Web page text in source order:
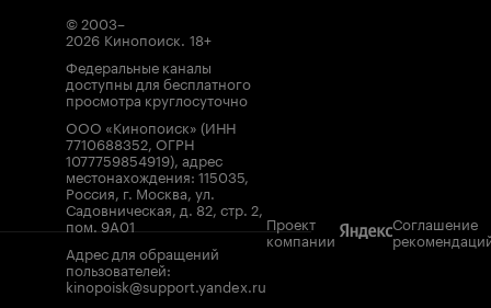
© 2003–
2026 Кинопоиск. 18+
Федеральные каналы
доступны для бесплатного
просмотра круглосуточно
ООО «Кинопоиск» (ИНН
7710688352, ОГРН
1077759854919), адрес
местонахождения: 115035,
Россия, г. Москва, ул.
Садовническая, д. 82, стр. 2,
пом. 9А01
Адрес для обращений
пользователей:
kinopoisk@support.yandex.ru
Проект
компании
Соглашение